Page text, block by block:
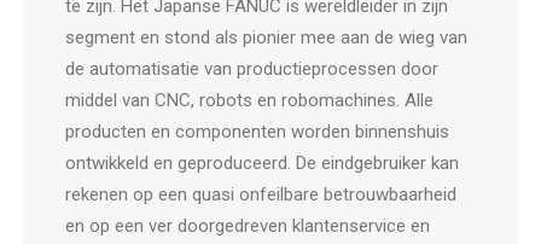
te zijn. Het Japanse FANUC is wereldleider in zijn
segment en stond als pionier mee aan de wieg van
de automatisatie van productieprocessen door
middel van CNC, robots en robomachines. Alle
producten en componenten worden binnenshuis
ontwikkeld en geproduceerd. De eindgebruiker kan
rekenen op een quasi onfeilbare betrouwbaarheid
en op een ver doorgedreven klantenservice en